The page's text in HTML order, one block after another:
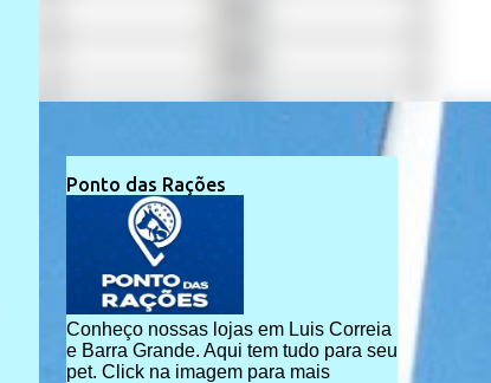
Ponto das Rações
Conheço nossas lojas em Luis Correia
e Barra Grande. Aqui tem tudo para seu
pet. Click na imagem para mais